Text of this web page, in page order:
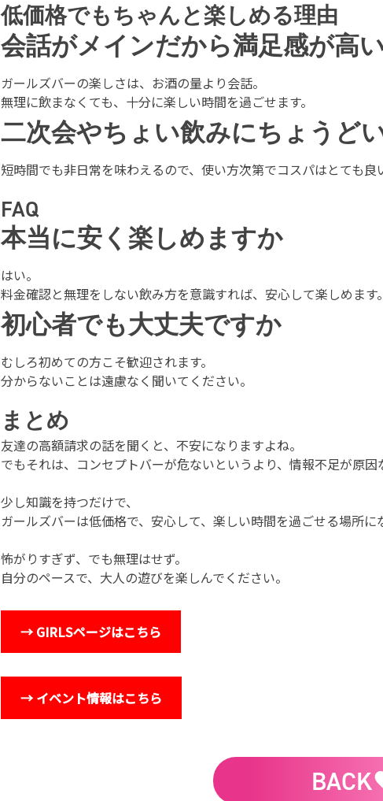
低価格でもちゃんと楽しめる理由
会話がメインだから満足感が高
ガールズバーの楽しさは、お酒の量より会話。
無理に飲まなくても、十分に楽しい時間を過ごせます。
二次会やちょい飲みにちょうど
短時間でも非日常を味わえるので、使い方次第でコスパはとても良
FAQ
本当に安く楽しめますか
はい。
料金確認と無理をしない飲み方を意識すれば、安心して楽しめます
初心者でも大丈夫ですか
むしろ初めての方こそ歓迎されます。
分からないことは遠慮なく聞いてください。
まとめ
友達の高額請求の話を聞くと、不安になりますよね。
でもそれは、コンセプトバーが危ないというより、情報不足が原
少し知識を持つだけで、
ガールズバーは低価格で、安心して、楽しい時間を過ごせる場所に
怖がりすぎず、でも無理はせず。
自分のペースで、大人の遊びを楽しんでください。
→ GIRLSページはこちら
→ イベント情報はこちら
BACK